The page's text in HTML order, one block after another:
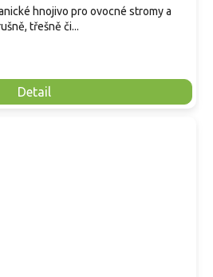
Detail
hnojivo pro ovocné stromy a
třešně či...